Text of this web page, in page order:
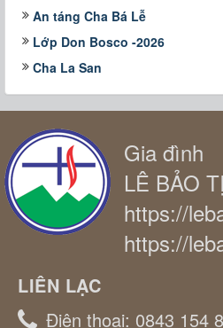
An táng Cha Bá Lễ
Lớp Don Bosco -2026
Cha La San
Gia đình
LÊ BẢO
https://
https://
LIÊN LẠC
Điện thoại: 0843 154